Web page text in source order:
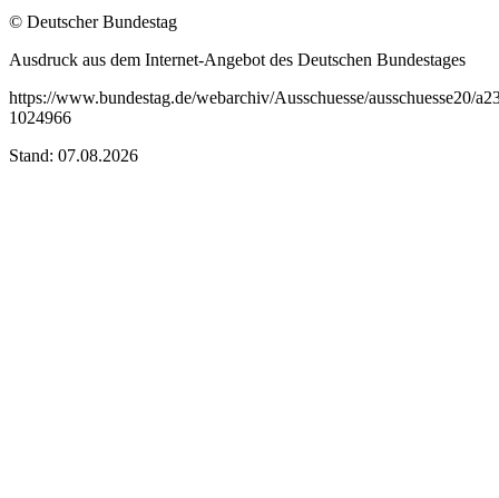
© Deutscher Bundestag
Ausdruck aus dem Internet-Angebot des Deutschen Bundestages
https://www.bundestag.de/webarchiv/Ausschuesse/ausschuesse20/
1024966
Stand: 07.08.2026